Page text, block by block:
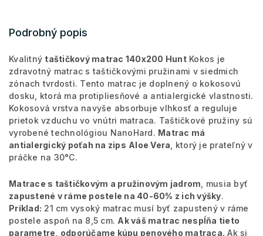
Podrobný popis
Kvalitný taštičkový matrac 140x200 HuntKokos je
zdravotný matrac s taštičkovými pružinami v siedmich
zónach tvrdosti. Tento matrac je doplnený o kokosovú
dosku, ktorá ma protipliesňové a antialergické vlastnosti.
Kokosová vrstva navyše absorbuje vlhkosť a reguluje
prietok vzduchu vo vnútri matraca. Taštičkové pružiny sú
vyrobené technológiou NanoHard. Matrac má
antialergický poťah na zips Aloe Vera , ktorý je prateľný v
práčke na 30°C.
Matrace s taštičkovým a pružinovým jadrom , musia byť
zapustené v ráme postele na 40-60% z ich výšky.
Príklad: 21 cm vysoký matrac musí byť zapustený v ráme
postele aspoň na 8,5 cm. Ak váš matrac nespĺňa tieto
parametre, odporúčame kúpu penového matraca. Ak si